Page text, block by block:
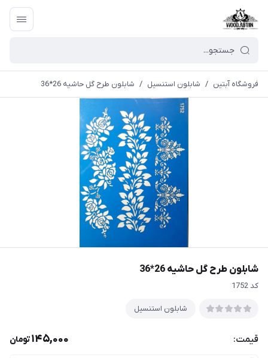
فروشگاه آبتین / شابلون استنسیل / شابلون طرح گل حاشيه 26*36
شابلون طرح گل حاشيه 26*36
كد 1752
شابلون استنسیل
قیمت: 145,000تومان